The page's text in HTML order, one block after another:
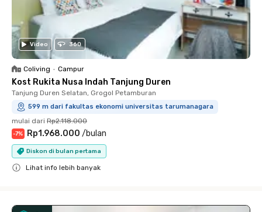
Video 360
Coliving • Campur
Kost Rukita Nusa Indah Tanjung Duren
Tanjung Duren Selatan, Grogol Petamburan
599 m dari fakultas ekonomi universitas tarumanagara
mulai dari Rp2.118.000
-7% Rp1.968.000 /bulan
Diskon di bulan pertama
Lihat info lebih banyak